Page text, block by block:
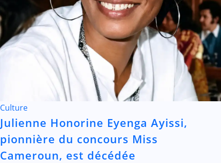
Culture
Julienne Honorine Eyenga Ayissi,
pionnière du concours Miss
Cameroun, est décédée